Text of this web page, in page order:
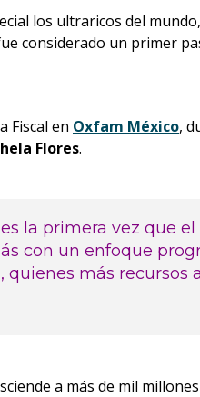
los ultraricos del
considerado un primer
Fiscal en Oxfam México,
Flores.
la primera vez que
con un enfoque
más recursos
a más de mil